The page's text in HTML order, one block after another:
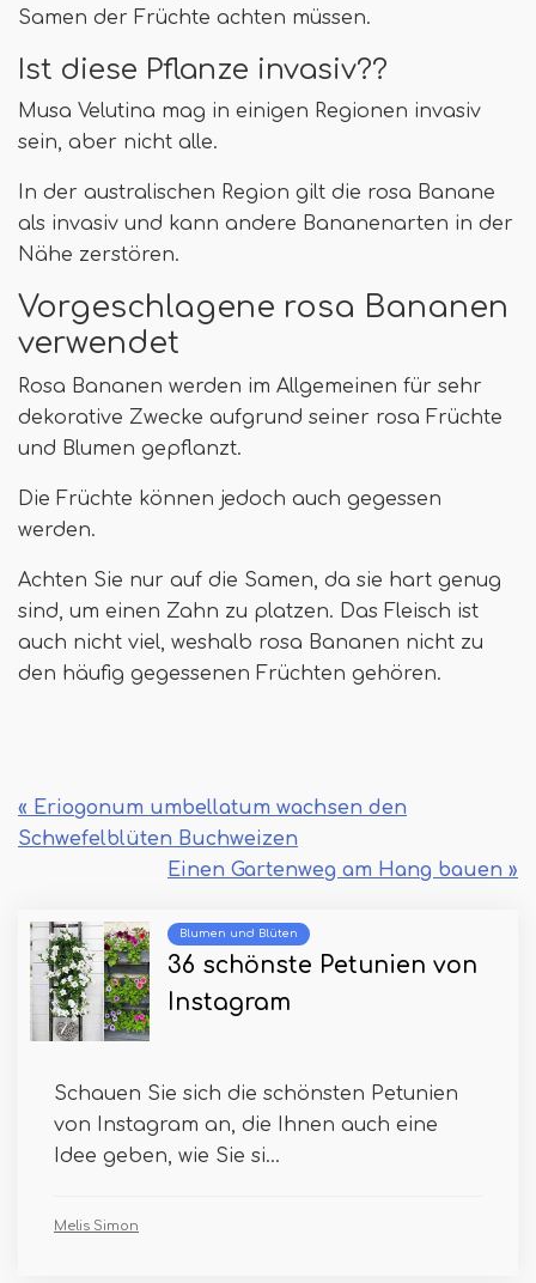
Samen der Früchte achten müssen.
Ist diese Pflanze invasiv??
Musa Velutina mag in einigen Regionen invasiv
sein, aber nicht alle.
In der australischen Region gilt die rosa Banane
als invasiv und kann andere Bananenarten in der
Nähe zerstören.
Vorgeschlagene rosa Bananen
verwendet
Rosa Bananen werden im Allgemeinen für sehr
dekorative Zwecke aufgrund seiner rosa Früchte
und Blumen gepflanzt.
Die Früchte können jedoch auch gegessen
werden.
Achten Sie nur auf die Samen, da sie hart genug
sind, um einen Zahn zu platzen. Das Fleisch ist
auch nicht viel, weshalb rosa Bananen nicht zu
den häufig gegessenen Früchten gehören.
« Eriogonum umbellatum wachsen den
Schwefelblüten Buchweizen
Einen Gartenweg am Hang bauen »
Blumen und Blüten
36 schönste Petunien von
Instagram
Schauen Sie sich die schönsten Petunien
von Instagram an, die Ihnen auch eine
Idee geben, wie Sie si...
Melis Simon